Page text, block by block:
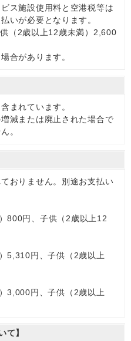
ス施設使用料と空港税等は
いが必要となります。
（2歳以上12歳未満）2,600
合があります。
まれています。
減または廃止された場合で
。
おりません。別途お支払い
800円、子供（2歳以上12
5,310円、子供（2歳以上
3,000円、子供（2歳以上
て】